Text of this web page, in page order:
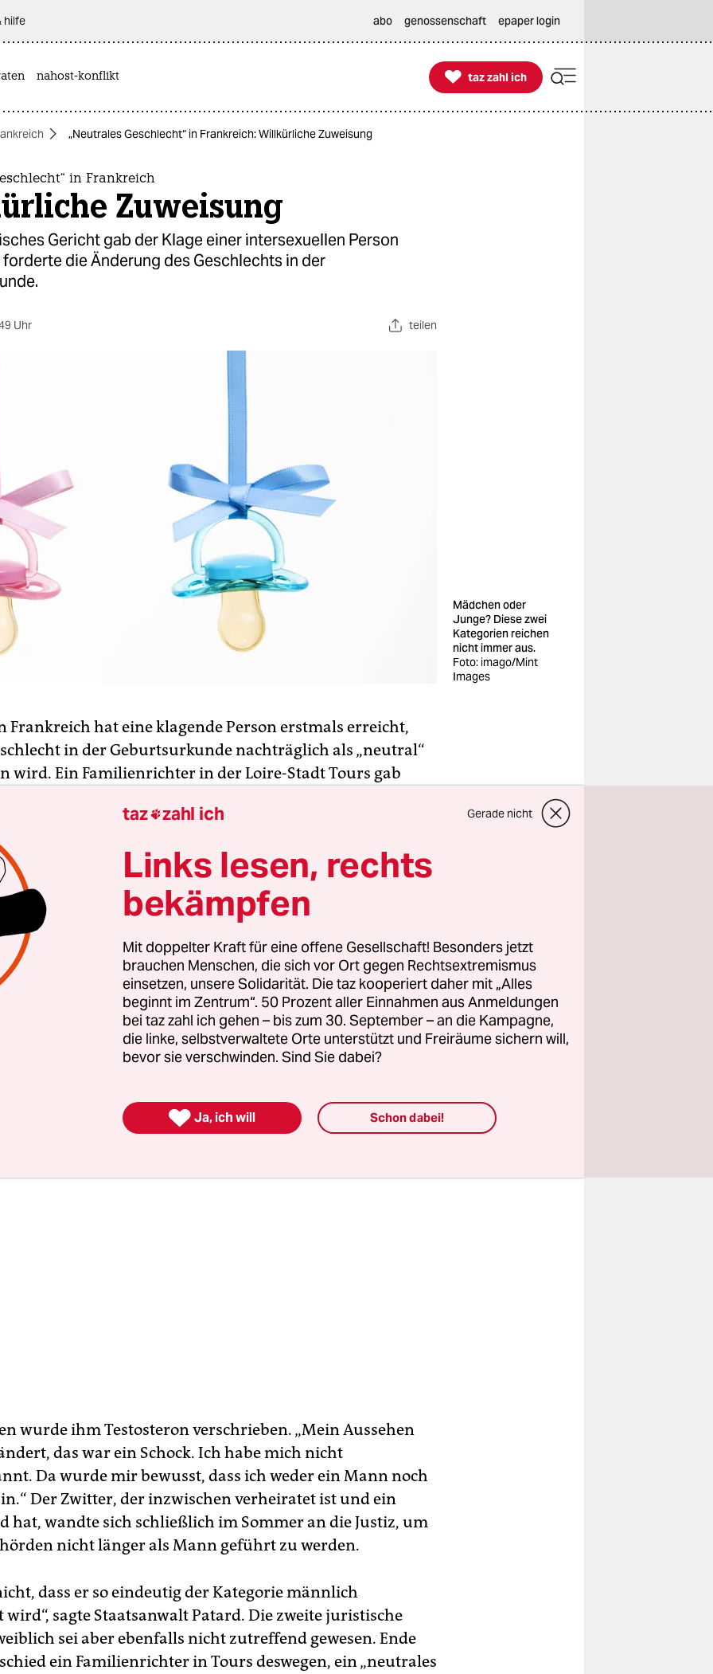
hilfe abo genossenschaft epaper login
nahost-konflikt 
taz zahl ich
taz zahl ich
„Neutrales Geschlecht“ in Frankreich: Willkürliche Zuweisung
in Frankreich
Zuweisung
Gericht gab der Klage einer intersexuellen Person
die Änderung des Geschlechts in der
Uhr teilen
Mädchen oder
Junge? Diese zwei
Kategorien reichen
nicht immer aus.
Foto: imago/Mint
Images
Frankreich hat eine klagende Person erstmals erreicht,
in der Geburtsurkunde nachträglich als „neutral“
wird. Ein Familienrichter in der Loire-Stadt Tours gab
geführt wurde, wie Vize-Staatsanwalt Joël Patard
sagte. Es handle sich seiner Kenntnis nach um eine
Frankreich, für die es aber keine gesetzliche Grundlage
kam der nicht namentlich genannte
1951 mit einer kaum entwickelten Vagina und einem
aber ohne Hoden auf die Welt. In seiner
wurde trotzdem ein männliches Geschlecht
„In meiner Jugend habe ich gemerkt, dass ich kein Junge
wurden nicht stärker.“
wurde ihm Testosteron verschrieben. „Mein Aussehen
das war ein Schock. Ich habe mich nicht
Da wurde mir bewusst, dass ich weder ein Mann noch
Der Zwitter, der inzwischen verheiratet ist und ein
hat, wandte sich schließlich im Sommer an die Justiz, um
nicht länger als Mann geführt zu werden.
dass er so eindeutig der Kategorie männlich
wird“, sagte Staatsanwalt Patard. Die zweite juristische
sei aber ebenfalls nicht zutreffend gewesen. Ende
ein Familienrichter in Tours deswegen, ein „neutrales
taz zahl ich Gerade nicht
Links lesen, rechts
bekämpfen
Mit doppelter Kraft für eine offene Gesellschaft! Besonders jetzt
brauchen Menschen, die sich vor Ort gegen Rechtsextremismus
einsetzen, unsere Solidarität. Die taz kooperiert daher mit „Alles
beginnt im Zentrum“. 50 Prozent aller Einnahmen aus Anmeldungen
bei taz zahl ich gehen – bis zum 30. September – an die Kampagne,
die linke, selbstverwaltete Orte unterstützt und Freiräume sichern will,
bevor sie verschwinden. Sind Sie dabei?
 Ja, ich will Schon dabei!